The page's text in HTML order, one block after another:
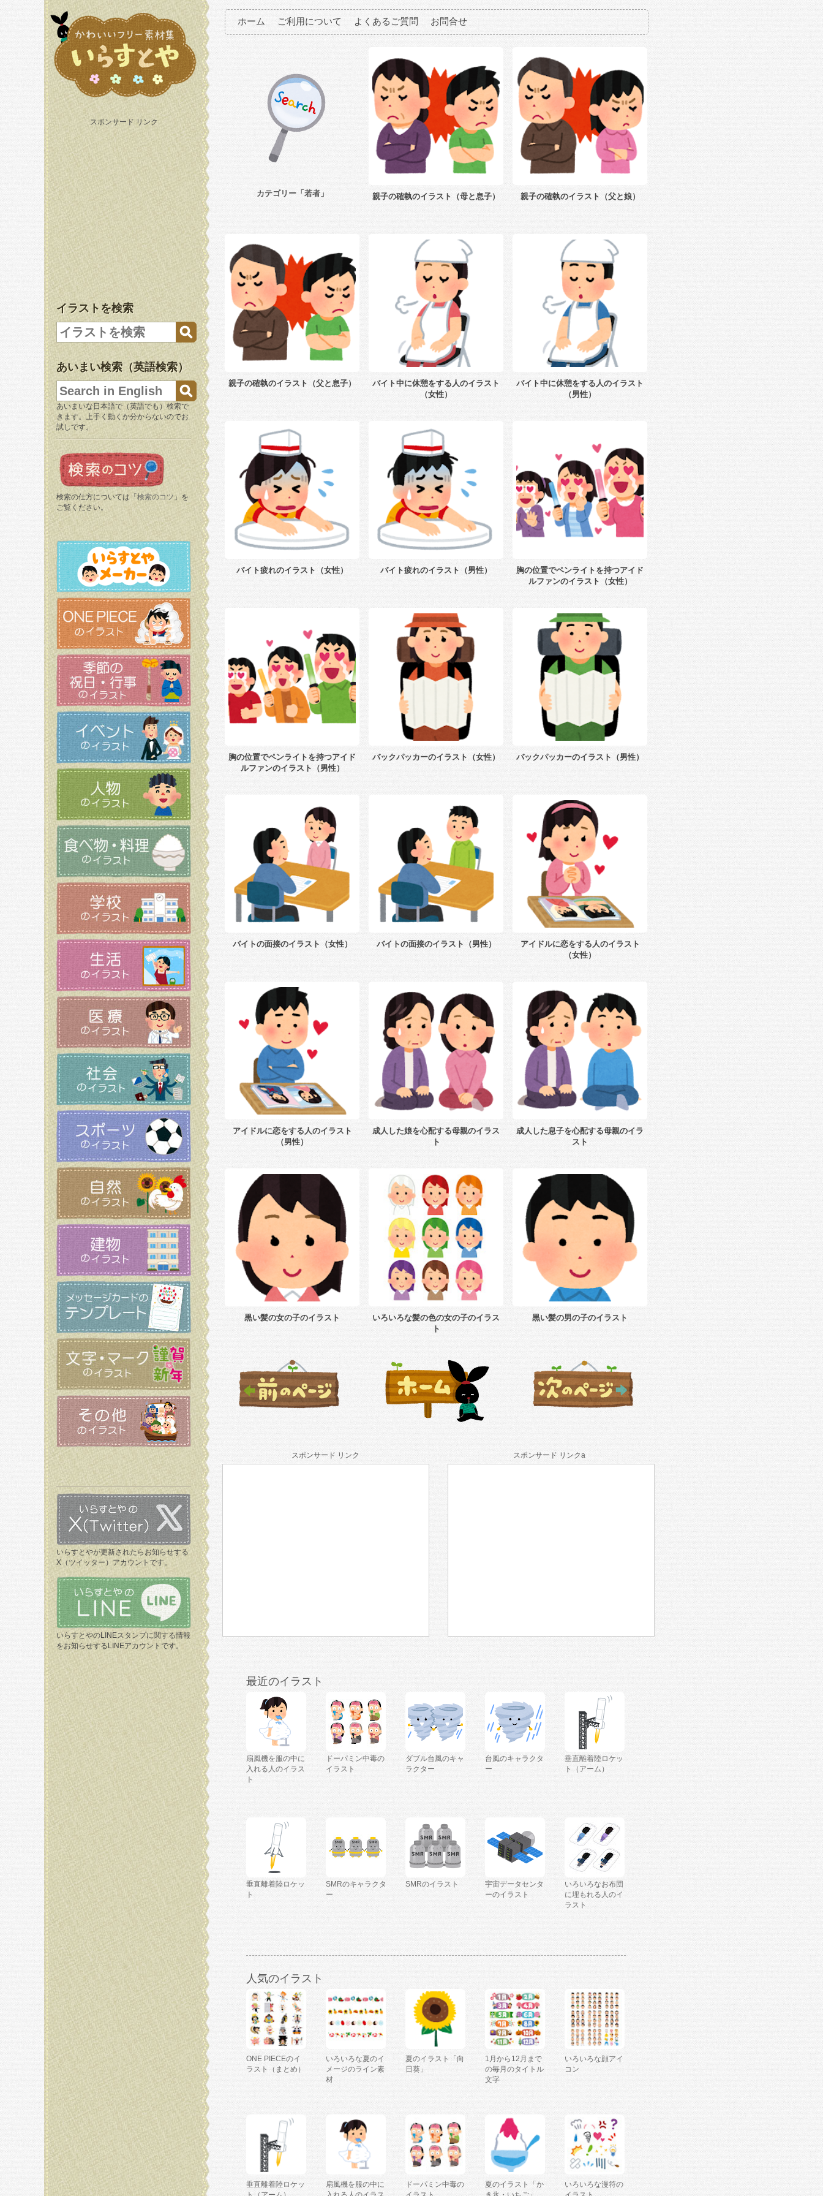
スポンサード リンク
イラストを検索
あいまい検索（英語検索）
あいまいな日本語で（英語でも）検索で
きます。上手く動くか分からないのでお
試しです。
検索の仕方については「 検索のコツ 」を
ご覧ください。
いらすとやが更新されたらお知らせする
X（ツイッター）アカウントです。
いらすとやのLINEスタンプに関する情報
をお知らせするLINEアカウントです。
ホーム ご利用について よくあるご質問 お問合せ
カテゴリー「若者」 親子の確執のイラスト（母と息子） 親子の確執のイラスト（父と娘）
親子の確執のイラスト（父と息子）
バイト中に休憩をする人のイラスト
（女性）
バイト中に休憩をする人のイラスト
（男性）
バイト疲れのイラスト（女性） バイト疲れのイラスト（男性）
胸の位置でペンライトを持つアイド
ルファンのイラスト（女性）
胸の位置でペンライトを持つアイド
ルファンのイラスト（男性）
バックパッカーのイラスト（女性） バックパッカーのイラスト（男性）
バイトの面接のイラスト（女性） バイトの面接のイラスト（男性）
アイドルに恋をする人のイラスト
（女性）
アイドルに恋をする人のイラスト
（男性）
成人した娘を心配する母親のイラス
ト
成人した息子を心配する母親のイラ
スト
黒い髪の女の子のイラスト
いろいろな髪の色の女の子のイラス
ト
黒い髪の男の子のイラスト
スポンサード リンク スポンサード リンクa
最近のイラスト
扇風機を服の中に
入れる人のイラス
ト
ドーパミン中毒の
イラスト
ダブル台風のキャ
ラクター
台風のキャラクタ
ー
垂直離着陸ロケッ
ト（アーム）
垂直離着陸ロケッ
ト
SMRのキャラクタ
ー
SMRのイラスト
宇宙データセンタ
ーのイラスト
いろいろなお布団
に埋もれる人のイ
ラスト
人気のイラスト
ONE PIECEのイ
ラスト（まとめ）
いろいろな夏のイ
メージのライン素
材
夏のイラスト「向
日葵」
1月から12月まで
の毎月のタイトル
文字
いろいろな顔アイ
コン
垂直離着陸ロケッ
扇風機を服の中に
ドーパミン中毒の
夏のイラスト「か
いろいろな漫符の